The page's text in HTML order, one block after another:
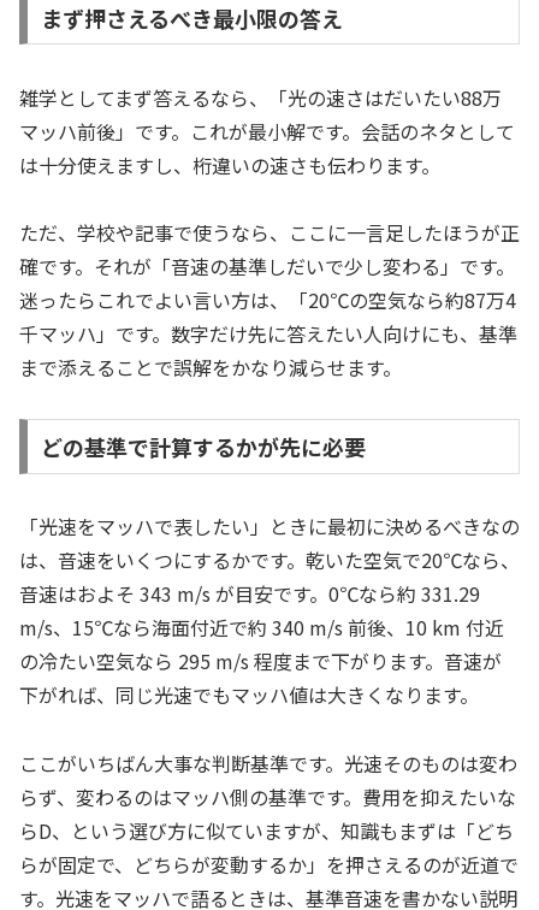
まず押さえるべき最小限の答え
雑学としてまず答えるなら、「光の速さはだいたい88万
マッハ前後」です。これが最小解です。会話のネタとして
は十分使えますし、桁違いの速さも伝わります。
ただ、学校や記事で使うなら、ここに一言足したほうが正
確です。それが「音速の基準しだいで少し変わる」です。
迷ったらこれでよい言い方は、「20℃の空気なら約87万4
千マッハ」です。数字だけ先に答えたい人向けにも、基準
まで添えることで誤解をかなり減らせます。
どの基準で計算するかが先に必要
「光速をマッハで表したい」ときに最初に決めるべきなの
は、音速をいくつにするかです。乾いた空気で20℃なら、
音速はおよそ 343 m/s が目安です。0℃なら約 331.29
m/s、15℃なら海面付近で約 340 m/s 前後、10 km 付近
の冷たい空気なら 295 m/s 程度まで下がります。音速が
下がれば、同じ光速でもマッハ値は大きくなります。
ここがいちばん大事な判断基準です。光速そのものは変わ
らず、変わるのはマッハ側の基準です。費用を抑えたいな
らD、という選び方に似ていますが、知識もまずは「どち
らが固定で、どちらが変動するか」を押さえるのが近道で
す。光速をマッハで語るときは、基準音速を書かない説明